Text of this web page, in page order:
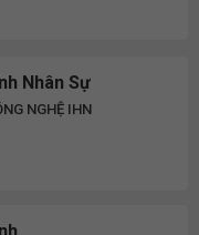
Nhân Sự
NGHỆ IHN